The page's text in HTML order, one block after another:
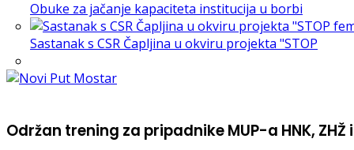
Obuke za jačanje kapaciteta institucija u borbi
Sastanak s CSR Čapljina u okviru projekta "STOP
Održan trening za pripadnike MUP-a HNK,